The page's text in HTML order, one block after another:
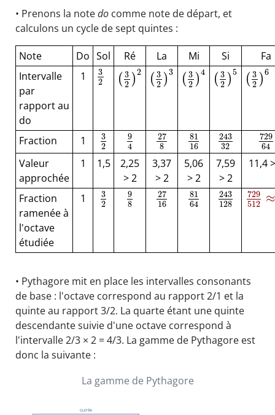
• Prenons la notedo comme note de départ, et
calculons un cycle de sept quintes :
Note Do Sol Ré La Mi Si
Fa
Intervalle
par
rapport au
do
1
3
2
( 3
2 )2 ( 3
2 )3 ( 3
2 )4 ( 3
2 )5 ( 3
2 )6
Fraction 1
3
2
9
4
27
8
81
16
243
32
729
64
Valeur
approchée
1 1,5
2,25
> 2
3,37
> 2
5,06
> 2
7,59
> 2
11,4
Fraction
ramenée à
l'octave
étudiée
1
3
2
9
8
27
16
81
64
243
128
729
512
≈
• Pythagore mit en place les intervalles consonants
de base : l'octave correspond au rapport 2/1 et la
quinte au rapport 3/2. La quarte étant une quinte
descendante suivie d'une octave correspond à
l'intervalle 2/3 × 2 = 4/3. La gamme de Pythagore est
donc la suivante :
La gamme de Pythagore